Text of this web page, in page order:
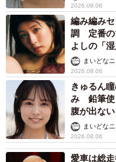
2026.08.06
編み編み
調 定番の
よしの「
まいどな
2026.08.06
きゅるん
み 鉛筆使
腹が出な
まいどな
2026.08.06
愛車は総